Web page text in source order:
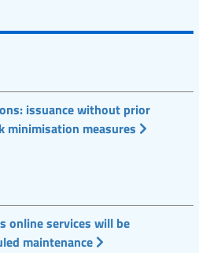
issuance without prior
minimisation measures
online services will be
maintenance